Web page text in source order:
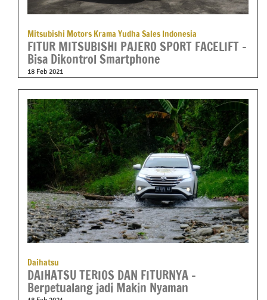
Mitsubishi Motors Krama Yudha Sales Indonesia
FITUR MITSUBISHI PAJERO SPORT FACELIFT –
Bisa Dikontrol Smartphone
18 Feb 2021
Daihatsu
DAIHATSU TERIOS DAN FITURNYA –
Berpetualang jadi Makin Nyaman